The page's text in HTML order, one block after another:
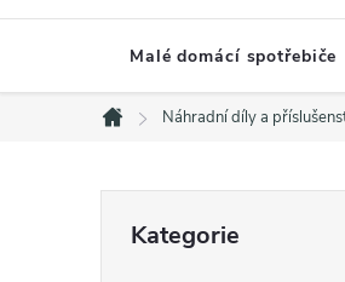
Malé domácí spotřebiče
Domů
Náhradní díly a
kategorie
Kategorie